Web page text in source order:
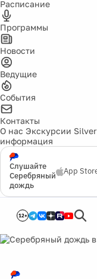
Расписание
Программы
Новости
Ведущие
События
Контакты
О нас Экскурсии
информация
Слушайте
Серебряный
дождь
App
12+